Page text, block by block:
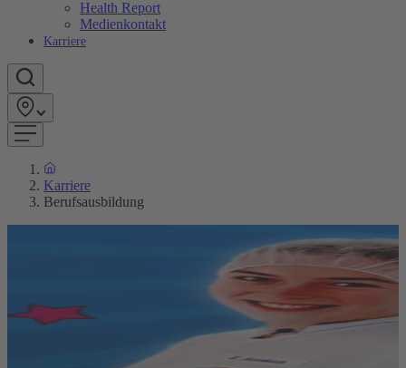
Health Report
Medienkontakt
Karriere
Karriere
Berufsausbildung